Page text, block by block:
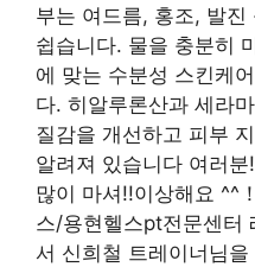
부는 여드름, 홍조, 발진
쉽습니다. 물을 충분히
에 맞는 수분성 스킨케
다. 히알루론산과 세라
질감을 개선하고 피부
알려져 있습니다 여러
많이 마셔!!이상해요 ^^
스/용현헬스pt전문센터
서 신희철 트레이너님